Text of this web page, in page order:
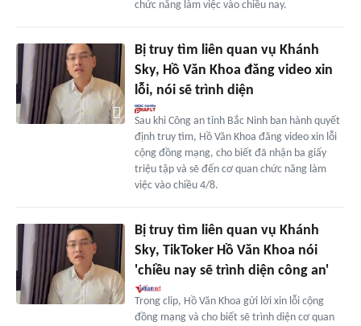
chức năng làm việc vào chiều nay.
Bị truy tìm liên quan vụ Khánh
Sky, Hồ Văn Khoa đăng video xin
lỗi, nói sẽ trình diện
Sau khi Công an tỉnh Bắc Ninh ban hành quyết
định truy tìm, Hồ Văn Khoa đăng video xin lỗi
cộng đồng mạng, cho biết đã nhận ba giấy
triệu tập và sẽ đến cơ quan chức năng làm
việc vào chiều 4/8.
Bị truy tìm liên quan vụ Khánh
Sky, TikToker Hồ Văn Khoa nói
'chiều nay sẽ trình diện công an'
Trong clip, Hồ Văn Khoa gửi lời xin lỗi cộng
đồng mạng và cho biết sẽ trình diện cơ quan